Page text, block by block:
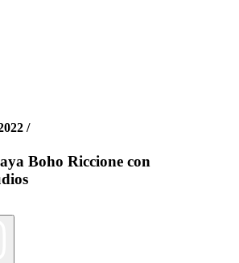
/
Boho Riccione con